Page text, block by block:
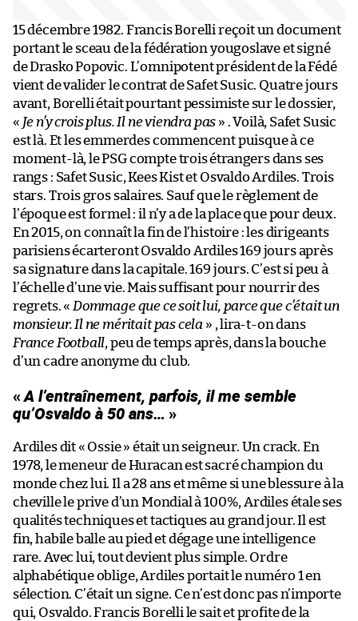
15 décembre 1982. Francis Borelli reçoit un document
portant le sceau de la fédération yougoslave et signé
de Drasko Popovic. L’omnipotent président de la Fédé
vient de valider le contrat de Safet Susic. Quatre jours
avant, Borelli était pourtant pessimiste sur le dossier,
« Je n’y crois plus. Il ne viendra pas » . Voilà, Safet Susic
est là. Et les emmerdes commencent puisque à ce
moment-là, le PSG compte trois étrangers dans ses
rangs : Safet Susic, Kees Kist et Osvaldo Ardiles. Trois
stars. Trois gros salaires. Sauf que le règlement de
l’époque est formel : il n’y a de la place que pour deux.
En 2015, on connaît la fin de l’histoire : les dirigeants
parisiens écarteront Osvaldo Ardiles 169 jours après
sa signature dans la capitale. 169 jours. C’est si peu à
l’échelle d’une vie. Mais suffisant pour nourrir des
regrets. « Dommage que ce soit lui, parce que c’était un
monsieur. Il ne méritait pas cela » , lira-t-on dans
France Football, peu de temps après, dans la bouche
d’un cadre anonyme du club.
«A l’entraînement, parfois, il me semble
qu’Osvaldo à 50 ans… »
Ardiles dit « Ossie » était un seigneur. Un crack. En
1978, le meneur de Huracan est sacré champion du
monde chez lui. Il a 28 ans et même si une blessure à la
cheville le prive d’un Mondial à 100%, Ardiles étale ses
qualités techniques et tactiques au grand jour. Il est
fin, habile balle au pied et dégage une intelligence
rare. Avec lui, tout devient plus simple. Ordre
alphabétique oblige, Ardiles portait le numéro 1 en
sélection. C’était un signe. Ce n’est donc pas n’importe
qui, Osvaldo. Francis Borelli le sait et profite de la